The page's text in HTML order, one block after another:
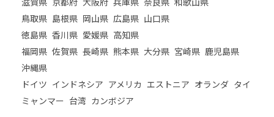
鳥取県 島根県 岡山県 広島県 山口県
徳島県 香川県 愛媛県 高知県
福岡県 佐賀県 長崎県 熊本県 大分県 宮崎県 鹿児島県
沖縄県
ドイツ インドネシア アメリカ エストニア オランダ タイ
ミャンマー 台湾 カンボジア